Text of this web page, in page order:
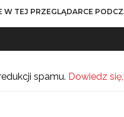
W TEJ PRZEGLĄDARCE
spamu. Dowiedz